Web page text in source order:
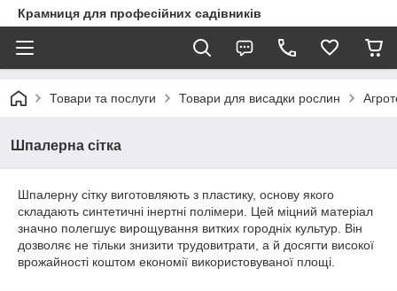
Крамниця для професійних садівників
Товари та послуги Товари для висадки рослин
Шпалерна сітка
Шпалерну сітку виготовляють з пластику, основу якого
складають синтетичні інертні полімери. Цей міцний матеріал
значно полегшує вирощування витких городніх культур. Він
дозволяє не тільки знизити трудовитрати, а й досягти високої
врожайності коштом економії використовуваної площі.